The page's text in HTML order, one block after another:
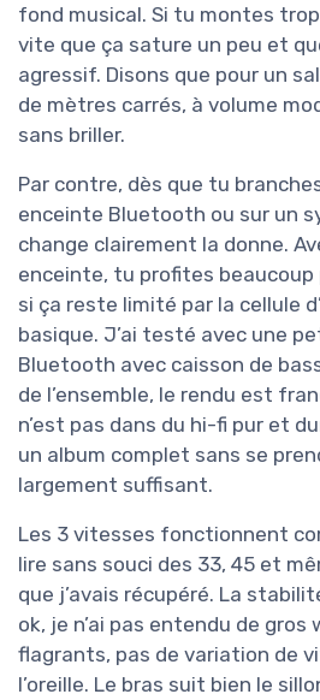
fond musical. Si tu montes
vite que ça sature un peu et
agressif. Disons que pour un
de mètres carrés, à volume
sans briller.
Par contre, dès que tu
enceinte Bluetooth ou sur un
change clairement la donne.
enceinte, tu profites beaucoup
si ça reste limité par la cellule
basique. J’ai testé avec une
Bluetooth avec caisson de
de l’ensemble, le rendu est
n’est pas dans du hi-fi pur et
un album complet sans se
largement suffisant.
Les 3 vitesses fonctionnent
lire sans souci des 33, 45 et
que j’avais récupéré. La
ok, je n’ai pas entendu de
flagrants, pas de variation de
l’oreille. Le bras suit bien le